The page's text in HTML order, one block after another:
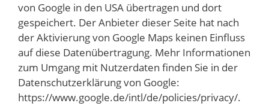
von Google in den USA übertragen und dort
gespeichert. Der Anbieter dieser Seite hat nach
der Aktivierung von Google Maps keinen Einfluss
auf diese Datenübertragung. Mehr Informationen
zum Umgang mit Nutzerdaten finden Sie in der
Datenschutzerklärung von Google:
https://www.google.de/intl/de/policies/privacy/.